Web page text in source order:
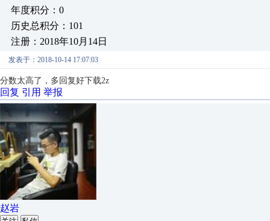
年度积分：0
历史总积分：101
注册：2018年10月14日
发表于：2018-10-14 17:07:03
分数太高了，多回复好下载2z
回复 引用 举报
赵岩